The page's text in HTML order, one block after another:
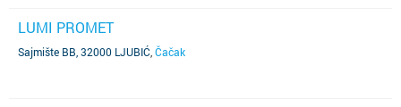
LUMI PROMET
Sajmište BB, 32000 LJUBIĆ Čačak